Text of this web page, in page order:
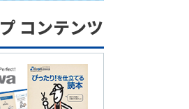
コンテンツ